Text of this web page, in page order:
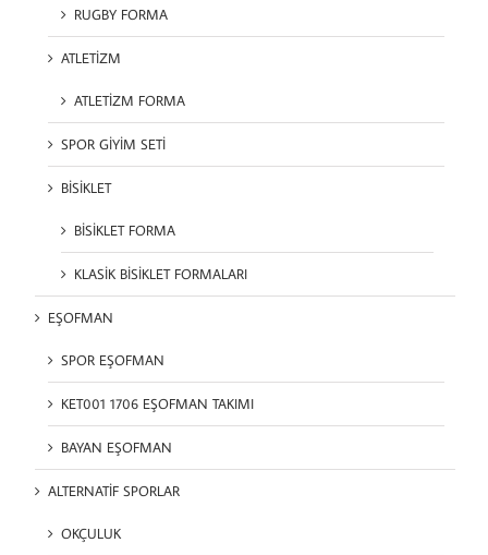
RUGBY FORMA
ATLETİZM
ATLETİZM FORMA
SPOR GİYİM SETİ
BİSİKLET
BİSİKLET FORMA
KLASİK BİSİKLET FORMALARI
EŞOFMAN
SPOR EŞOFMAN
KET001 1706 EŞOFMAN TAKIMI
BAYAN EŞOFMAN
ALTERNATİF SPORLAR
OKÇULUK